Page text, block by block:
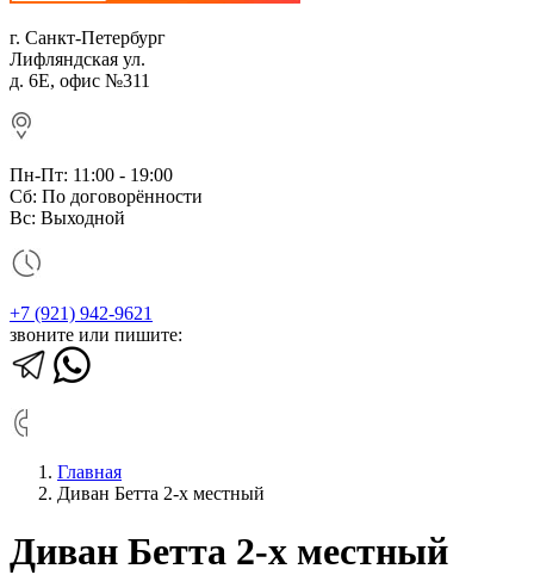
г. Санкт-Петербург
Лифляндская ул.
д. 6Е, офис №311
Пн-Пт: 11:00 - 19:00
Сб: По договорённости
Вс: Выходной
+7 (921) 942-9621
звоните или пишите:
Главная
Диван Бетта 2-х местный
Диван Бетта 2-х местный